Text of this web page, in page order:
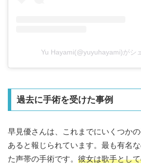
Yu Hayami(@yuyuhayami)がシ
過去に手術を受けた事例
早見優さんは、これまでにいくつか
あると報じられています。最も有名
た声帯の手術です。 彼女は歌手とし